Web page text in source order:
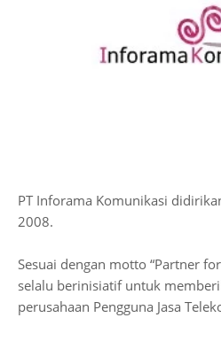
PT Inforama Komunikasi
2008.
Sesuai dengan motto “Partner
selalu berinisiatif untuk
perusahaan Pengguna Jasa